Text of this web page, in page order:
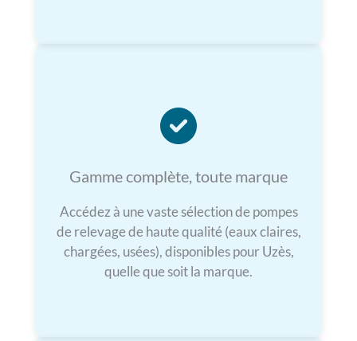
Gamme complète, toute marque
Accédez à une vaste sélection de pompes
de relevage de haute qualité (eaux claires,
chargées, usées), disponibles pour Uzès,
quelle que soit la marque.